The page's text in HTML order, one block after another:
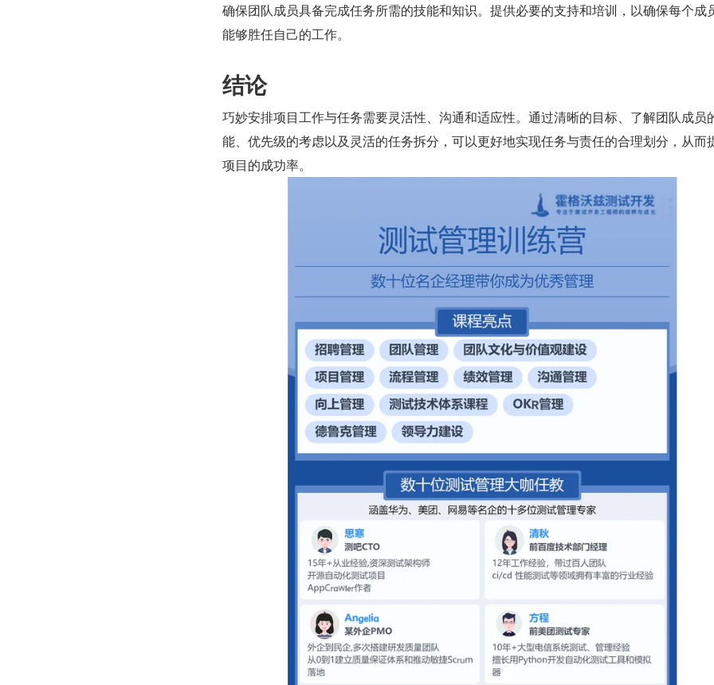
确保团队成员具备完成任务所需的技能和知识。提供必要的支持和培训，以确保每个成
能够胜任自己的工作。
结论
巧妙安排项目工作与任务需要灵活性、沟通和适应性。通过清晰的目标、了解团队成员
能、优先级的考虑以及灵活的任务拆分，可以更好地实现任务与责任的合理划分，从而
项目的成功率。